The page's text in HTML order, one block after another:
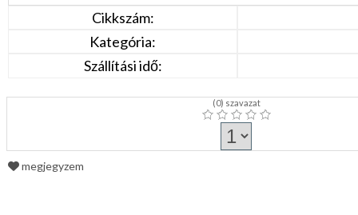
Cikkszám:
Kategória:
Szállítási idő:
(0) szavazat
megjegyzem